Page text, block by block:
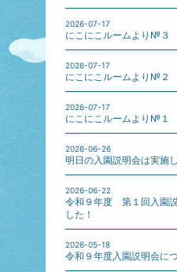
2026-07-17
にこにこルームより№３
2026-07-17
にこにこルームより№２
2026-07-17
にこにこルームより№１
2026-06-26
明日の入園説明会は実施し
2026-06-22
令和９年度 第１回入園
した！
2026-05-18
令和９年度入園説明会に